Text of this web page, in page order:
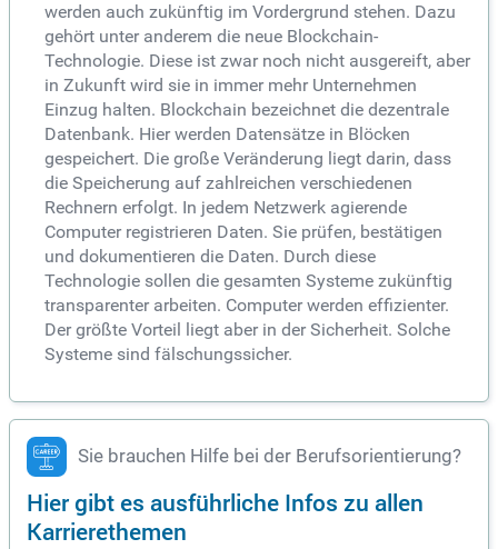
werden auch zukünftig im Vordergrund stehen. Dazu
gehört unter anderem die neue Blockchain-
Technologie. Diese ist zwar noch nicht ausgereift, aber
in Zukunft wird sie in immer mehr Unternehmen
Einzug halten. Blockchain bezeichnet die dezentrale
Datenbank. Hier werden Datensätze in Blöcken
gespeichert. Die große Veränderung liegt darin, dass
die Speicherung auf zahlreichen verschiedenen
Rechnern erfolgt. In jedem Netzwerk agierende
Computer registrieren Daten. Sie prüfen, bestätigen
und dokumentieren die Daten. Durch diese
Technologie sollen die gesamten Systeme zukünftig
transparenter arbeiten. Computer werden effizienter.
Der größte Vorteil liegt aber in der Sicherheit. Solche
Systeme sind fälschungssicher.
Sie brauchen Hilfe bei der Berufsorientierung?
Hier gibt es ausführliche Infos zu allen
Karrierethemen